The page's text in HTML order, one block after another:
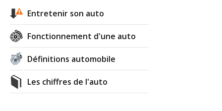
Entretenir son auto
Fonctionnement d'une auto
Définitions automobile
Les chiffres de l'auto